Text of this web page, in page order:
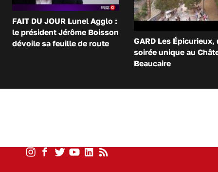
FAIT DU JOUR Lunel Agglo :
le président Jérôme Boisson
dévoile sa feuille de route
GARD Les Épicurieux,
soirée unique au
Beaucaire